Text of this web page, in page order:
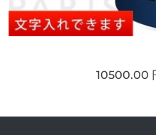
10500.00